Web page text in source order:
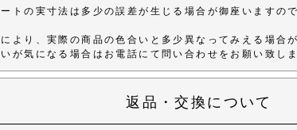
トの実寸法は多少の誤差が生じる場合が御座いますの
より、実際の商品の色合いと多少異なってみえる場合
が気になる場合はお電話にて問い合わせをお願い致しま
返品・交換について